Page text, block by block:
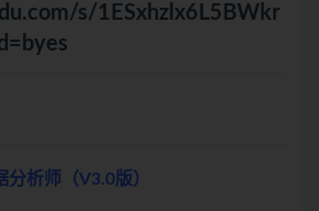
s/1ESxhzlx6L5BWkr
析师（V3.0版）